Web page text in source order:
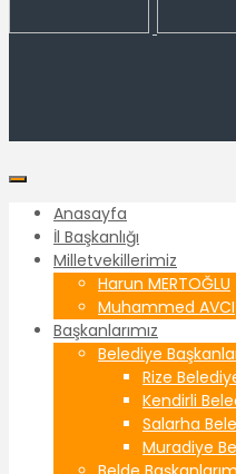
Anasayfa
İl Başkanlığı
Milletvekillerimiz
Harun MERTOĞLU
Muhammed AVCI
Başkanlarımız
Belediye
Rize
Kendirli
Salarha
Muradiye